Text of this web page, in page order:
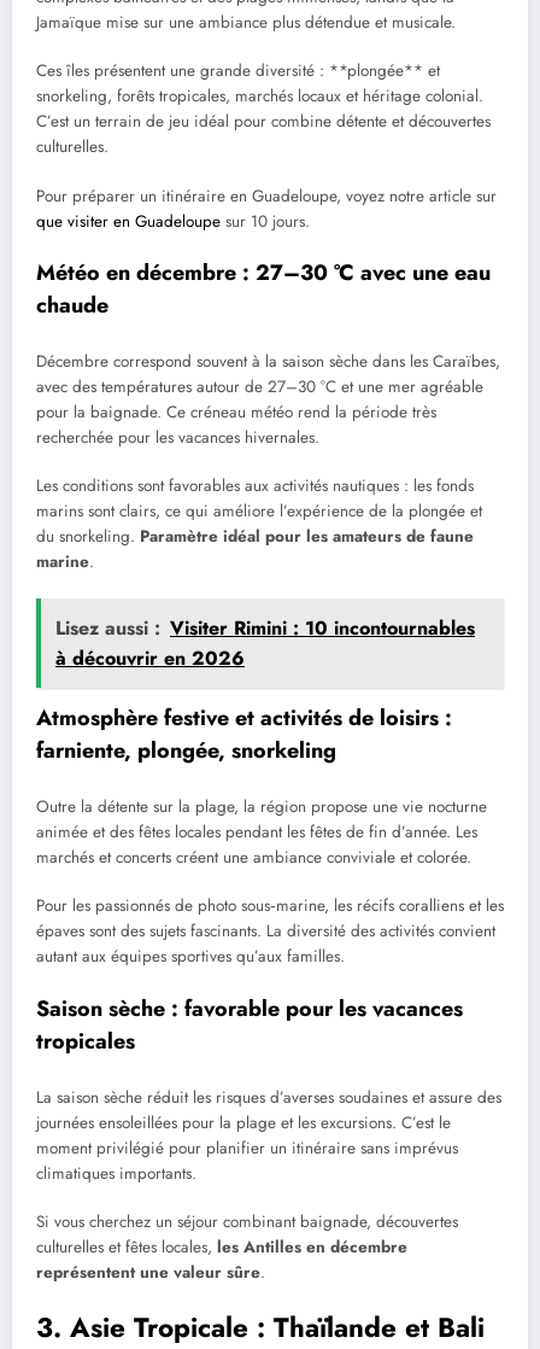
Jamaïque mise sur une ambiance plus détendue et musicale.
Ces îles présentent une grande diversité : **plongée** et
snorkeling, forêts tropicales, marchés locaux et héritage colonial.
C’est un terrain de jeu idéal pour combine détente et découvertes
culturelles.
Pour préparer un itinéraire en Guadeloupe, voyez notre article sur
que visiter en Guadeloupe sur 10 jours.
Météo en décembre : 27–30 °C avec une eau
chaude
Décembre correspond souvent à la saison sèche dans les Caraïbes,
avec des températures autour de 27–30 °C et une mer agréable
pour la baignade. Ce créneau météo rend la période très
recherchée pour les vacances hivernales.
Les conditions sont favorables aux activités nautiques : les fonds
marins sont clairs, ce qui améliore l’expérience de la plongée et
du snorkeling. Paramètre idéal pour les amateurs de faune
marine.
Lisez aussi : Visiter Rimini : 10 incontournables
à découvrir en 2026
Atmosphère festive et activités de loisirs :
farniente, plongée, snorkeling
Outre la détente sur la plage, la région propose une vie nocturne
animée et des fêtes locales pendant les fêtes de fin d’année. Les
marchés et concerts créent une ambiance conviviale et colorée.
Pour les passionnés de photo sous‑marine, les récifs coralliens et les
épaves sont des sujets fascinants. La diversité des activités convient
autant aux équipes sportives qu’aux familles.
Saison sèche : favorable pour les vacances
tropicales
La saison sèche réduit les risques d’averses soudaines et assure des
journées ensoleillées pour la plage et les excursions. C’est le
moment privilégié pour planifier un itinéraire sans imprévus
climatiques importants.
Si vous cherchez un séjour combinant baignade, découvertes
culturelles et fêtes locales, les Antilles en décembre
représentent une valeur sûre.
3. Asie Tropicale : Thaïlande et Bali